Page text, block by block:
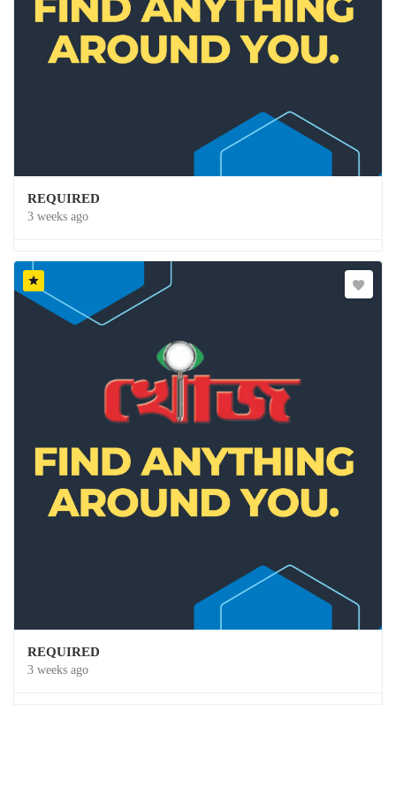
REQUIRED
3 weeks ago
REQUIRED
3 weeks ago